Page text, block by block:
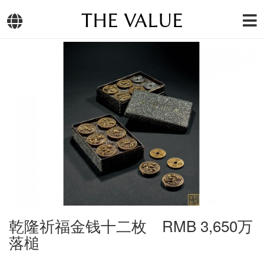
THE VALUE
乾隆祈福金钱十二枚 RMB 3,650万
落槌